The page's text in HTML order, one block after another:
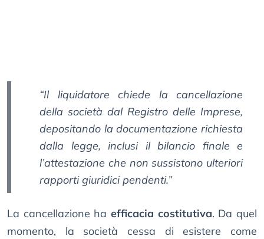
“Il liquidatore chiede la cancellazione
della società dal Registro delle Imprese,
depositando la documentazione richiesta
dalla legge, inclusi il bilancio finale e
l’attestazione che non sussistono ulteriori
rapporti giuridici pendenti.”
La cancellazione ha efficacia costitutiva. Da quel
momento, la società cessa di esistere come